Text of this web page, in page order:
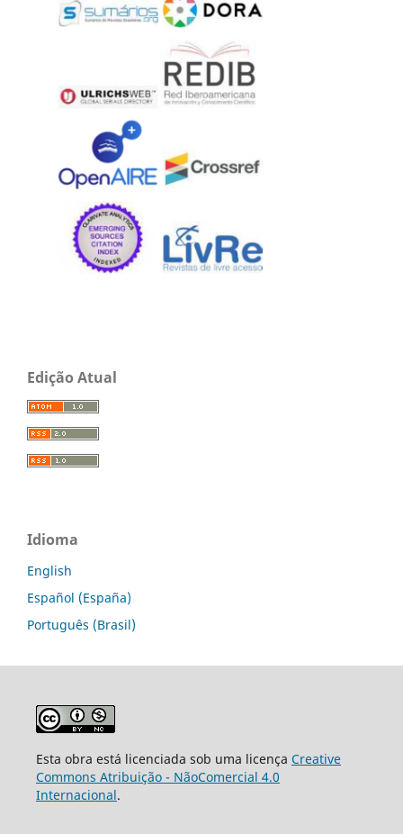
Edição Atual
Idioma
English
Español (España)
Português (Brasil)
Esta obra está licenciada sob uma licença Creative
Commons Atribuição - NãoComercial 4.0
Internacional.